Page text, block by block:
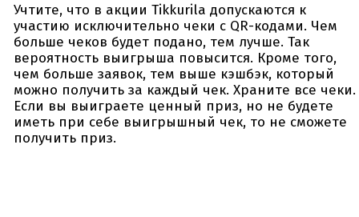
Учтите, что в акции Tikkurila допускаются к
участию исключительно чеки с QR-кодами. Чем
больше чеков будет подано, тем лучше. Так
вероятность выигрыша повысится. Кроме того,
чем больше заявок, тем выше кэшбэк, который
можно получить за каждый чек. Храните все чеки.
Если вы выиграете ценный приз, но не будете
иметь при себе выигрышный чек, то не сможете
получить приз.